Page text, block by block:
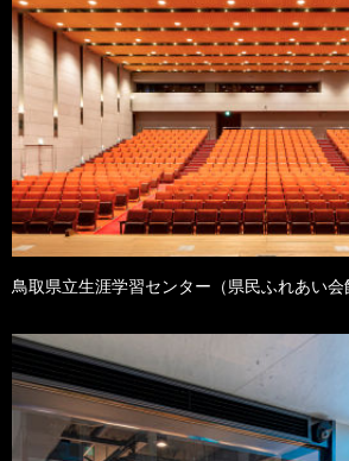
鳥取県立生涯学習センター（県民ふれあい会